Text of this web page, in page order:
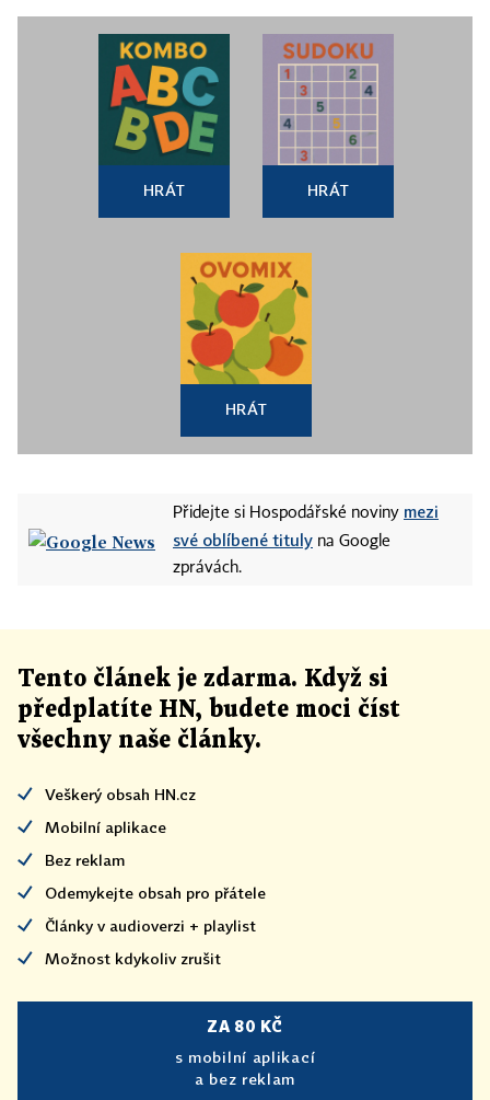
HRÁT HRÁT
HRÁT
Přidejte si Hospodářské noviny mezi
své oblíbené tituly na Google
zprávách.
Tento článek je zdarma. Když si
předplatíte HN, budete moci číst
všechny naše články.
Veškerý obsah HN.cz
Mobilní aplikace
Bez reklam
Odemykejte obsah pro přátele
Články v audioverzi + playlist
Možnost kdykoliv zrušit
ZA 80 KČ
s mobilní aplikací
a bez reklam